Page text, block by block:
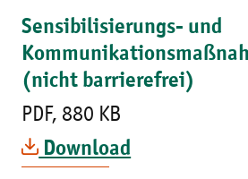
Sensibilisierungs- und
(nicht barrierefrei)
PDF, 880 KB
Download